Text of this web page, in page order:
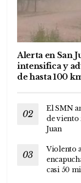
Alerta en San
intensifica y
de hasta 100
El SMN
de viento
Juan
Violento
casi 50